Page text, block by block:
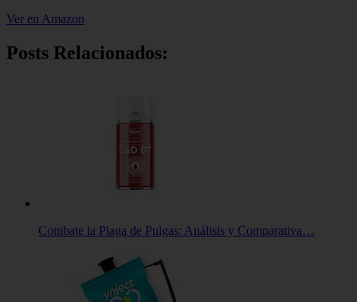
Ver en Amazon
Posts Relacionados:
Combate la Plaga de Pulgas: Análisis y Comparativa…